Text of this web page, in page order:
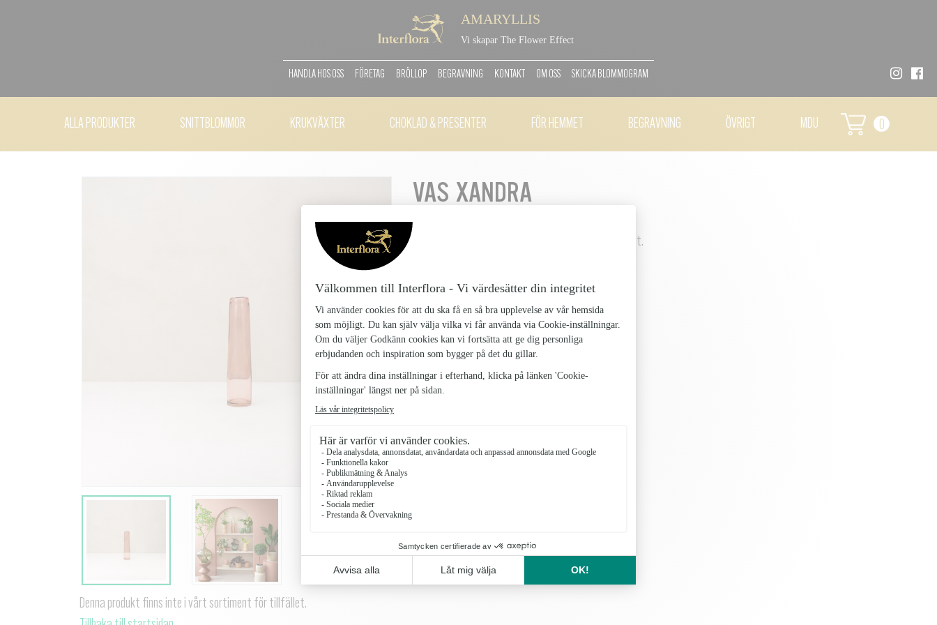
AMARYLLIS
Vi skapar The Flower Effect
HANDLA HOS OSS FÖRETAG BRÖLLOP BEGRAVNING KONTAKT OM OSS SKICKA BLOMMOGRAM
ALLA PRODUKTER SNITTBLOMMOR KRUKVÄXTER CHOKLAD & PRESENTER FÖR HEMMET BEGRAVNING ÖVRIGT MDU 0
Denna produkt finns inte i vårt sortiment för tillfället.
VAS XANDRA
OBS: Produkten finns inte i vårt sortiment för tillfället.